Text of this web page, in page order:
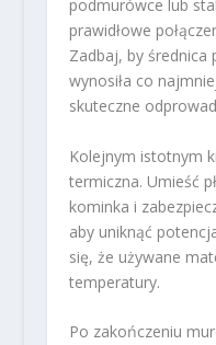
podmurówce lub
prawidłowe
Zadbaj, by
wynosiła co
skuteczne
Kolejnym istotnym
termiczna. Umieść
kominka i
aby uniknąć
się, że używane
temperatury.
Po zakończeniu